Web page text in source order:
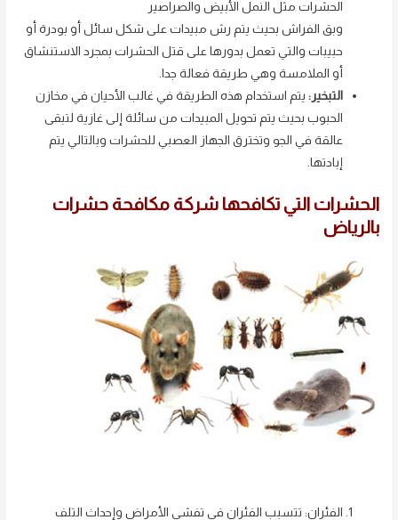
الحشرات مثل النمل الأبيض والصراصير
وبق الفراش بحيث يتم رش مبيدات على شكل سائل أو بودرة أو
حبيبات والتي تعمل بدورها على قتل الحشرات بمجرد الاستنشاق
أو الملامسة وهي طريقة فعالة جدا.
التبخير: يتم استخدام هذه الطريقة في غالب الأحيان في مخازن
الحبوب بحيث يتم تحويل المبيدات من سائلة إلى غازية لتبقى
عالقة في الجو وتخترق الجهاز العصبي للحشرات وبالتالي يتم
إبادتها.
الحشرات التي تكافحها شركة مكافحة حشرات
بالرياض
الفئران: تتسبب الفئران في تفشي الأمراض وإحداث التلف